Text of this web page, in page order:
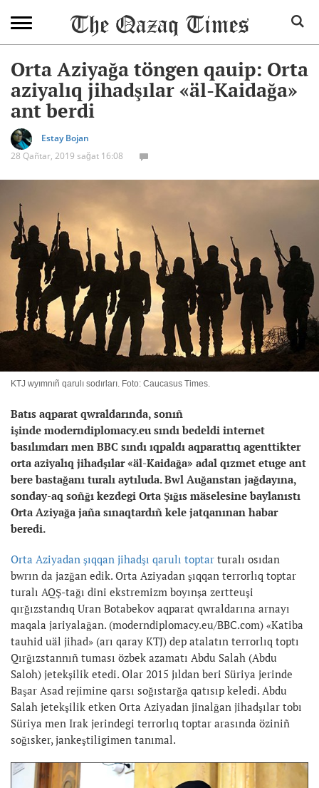
Orta Aziyağa töngen qauip: Orta
aziyalıq jihadşılar «äl-Kaidağa»
ant berdi
Estay Bojan
28 Qañtar, 2019 sağat 16:08
KTJ wyımnıñ qarulı sodırları. Foto: Caucasus Times.
Batıs aqparat qwraldarında, sonıñ
işinde moderndiplomacy.eu sındı bedeldi internet
basılımdarı men BBC sındı ıqpaldı aqparattıq agenttikter
orta aziyalıq jihadşılar «äl-Kaidağa» adal qızmet etuge ant
bere bastağanı turalı aytıluda. Bwl Auğanstan jağdayına,
sonday-aq soñğı kezdegi Orta Şığıs mäselesine baylanıstı
Orta Aziyağa jaña sınaqtardıñ kele jatqanınan habar
beredi.
Orta Aziyadan şıqqan jihadşı qarulı toptar turalı osıdan
bwrın da jazğan edik. Orta Aziyadan şıqqan terrorlıq toptar
turalı AQŞ-tağı dini ekstremizm boyınşa zertteuşi
qırğızstandıq Uran Botabekov aqparat qwraldarına arnayı
maqala jariyalağan. (moderndiplomacy.eu/BBC.com) «Katiba
tauhid uäl jihad» (arı qaray KTJ) dep atalatın terrorlıq toptı
Qırğızstannıñ tuması özbek azamatı Abdu Salah (Abdu
Saloh) jetekşilik etedi. Olar 2015 jıldan beri Süriya jerinde
Başar Asad rejimine qarsı soğıstarğa qatısıp keledi. Abdu
Salah jetekşilik etken Orta Aziyadan jinalğan jihadşılar tobı
Süriya men Irak jerindegi terrorlıq toptar arasında öziniñ
soğısker, jankeştiligimen tanımal.